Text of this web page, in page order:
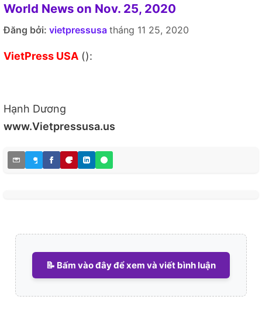
World News on Nov. 25, 2020
Đăng bởi: vietpressusa tháng 11 25, 2020
VietPress USA ():
Hạnh Dương
www.Vietpressusa.us
📝 Bấm vào đây để xem và viết bình luận